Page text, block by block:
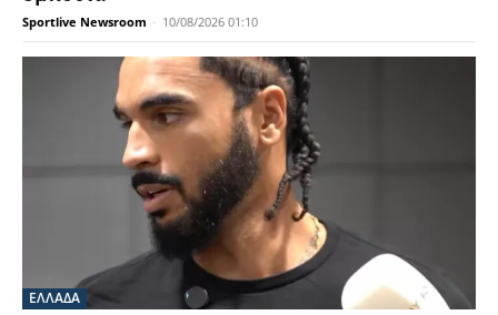
Sportlive Newsroom - 10/08/2026 01:10
ΕΛΛΑΔΑ